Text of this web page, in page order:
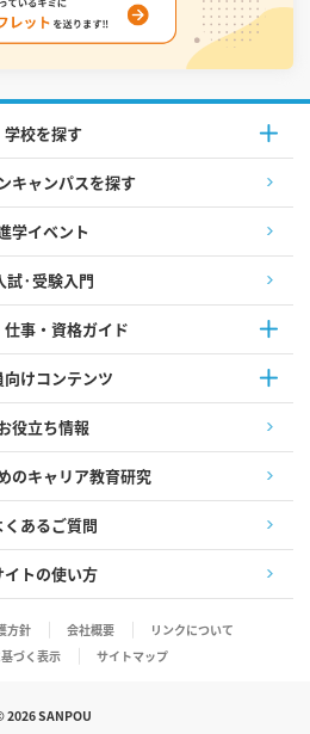
学校を探す
キャンパスを探す
学イベント
試·受験入門
事・資格ガイド
向けコンテンツ
役立ち情報
のキャリア教育研究
くあるご質問
イトの使い方
方針 会社概要
リンクについて
づく表示
サイトマップ
2026SANPOU